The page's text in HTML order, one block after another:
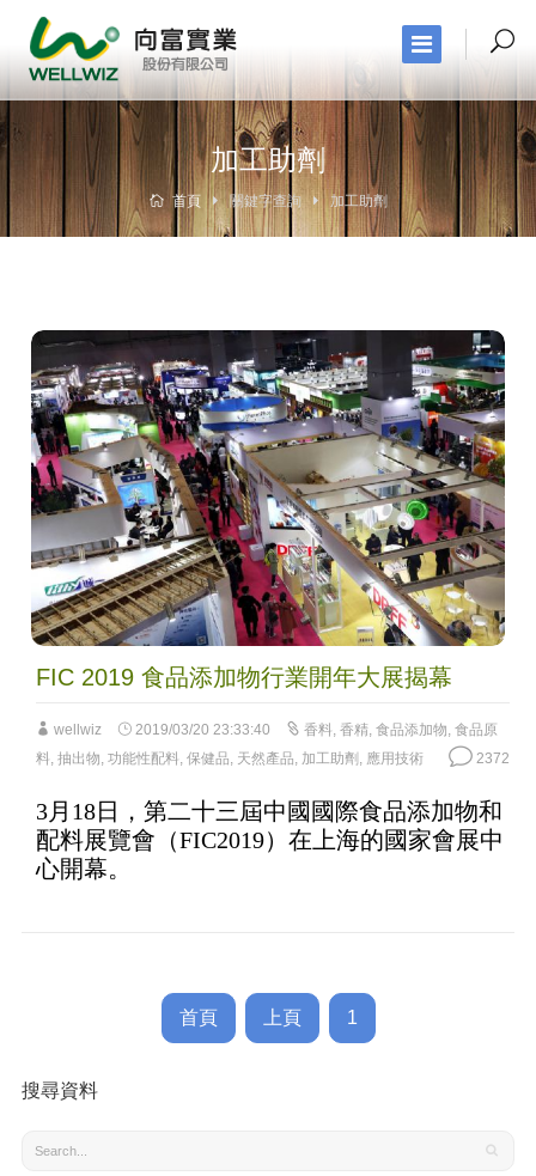
加工助劑
首頁 關鍵字查詢 加工助劑
FIC 2019 食品添加物行業開年大展揭幕
wellwiz 2019/03/20 23:33:40 香料, 香精, 食品添加物, 食品原
料, 抽出物, 功能性配料, 保健品, 天然產品, 加工助劑 , 應用技術 2372
3月18日，第二十三屆中國國際食品添加物和
配料展覽會（FIC2019）在上海的國家會展中
心開幕。
首頁 上頁 1
搜尋資料